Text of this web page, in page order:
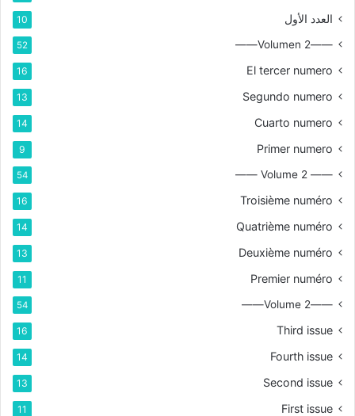
العدد الأول 10
——Volumen 2——
52
El tercer numero
16
Segundo numero
13
Cuarto numero
14
Primer numero
9
—— Volume 2 ——
54
Troisième numéro
16
Quatrième numéro
14
Deuxième numéro
13
Premier numéro
11
——Volume 2——
54
Third issue
16
Fourth issue
14
Second issue
13
First issue
11